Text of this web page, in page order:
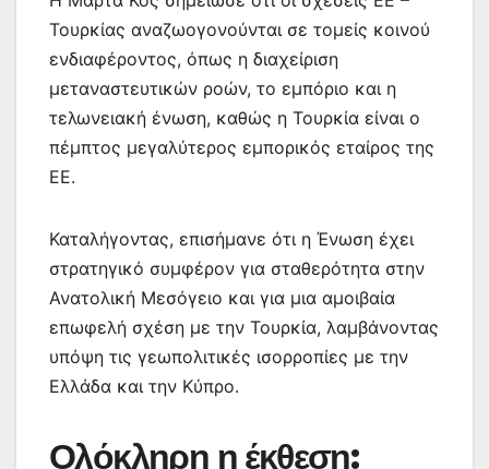
Τουρκίας αναζωογονούνται σε τομείς κοινού
ενδιαφέροντος, όπως η διαχείριση
μεταναστευτικών ροών, το εμπόριο και η
τελωνειακή ένωση, καθώς η Τουρκία είναι ο
πέμπτος μεγαλύτερος εμπορικός εταίρος της
ΕΕ.
Καταλήγοντας, επισήμανε ότι η Ένωση έχει
στρατηγικό συμφέρον για σταθερότητα στην
Ανατολική Μεσόγειο και για μια αμοιβαία
επωφελή σχέση με την Τουρκία, λαμβάνοντας
υπόψη τις γεωπολιτικές ισορροπίες με την
Ελλάδα και την Κύπρο.
Ολόκληρη η έκθεση: